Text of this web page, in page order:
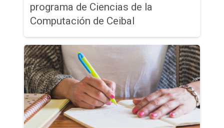
programa de Ciencias de la
Computación de Ceibal